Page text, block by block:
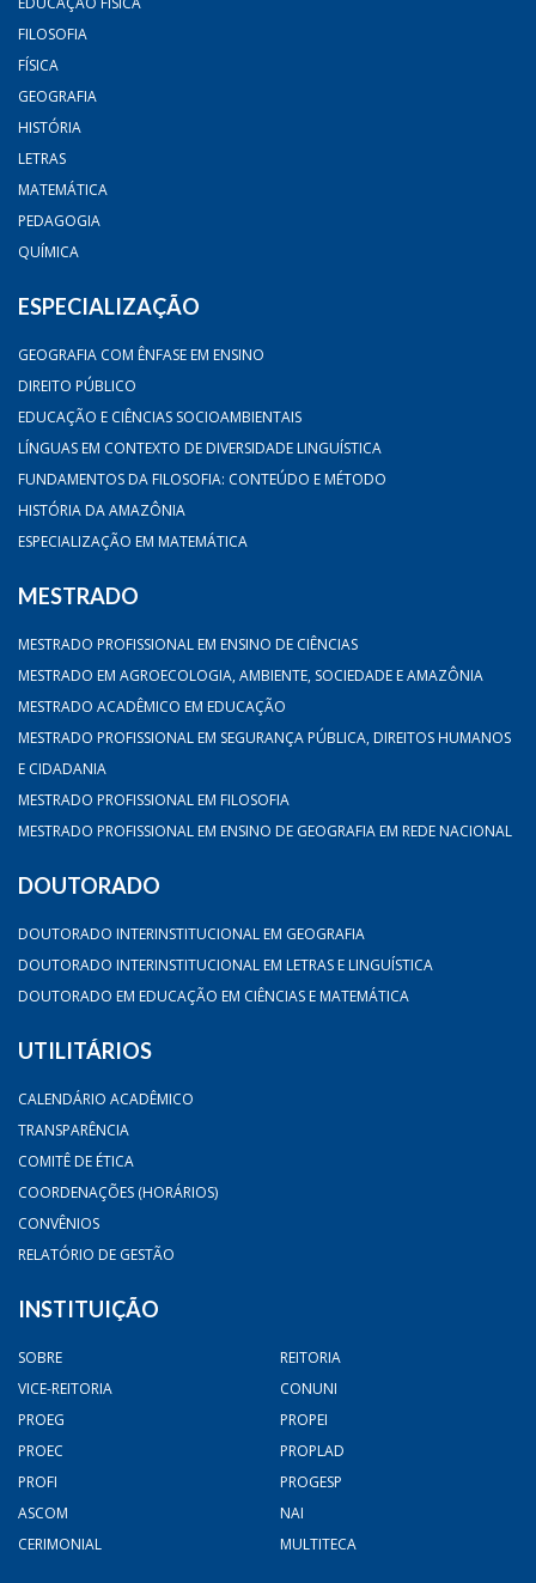
FILOSOFIA
FÍSICA
GEOGRAFIA
HISTÓRIA
LETRAS
MATEMÁTICA
PEDAGOGIA
QUÍMICA
ESPECIALIZAÇÃO
GEOGRAFIA COM ÊNFASE EM ENSINO
DIREITO PÚBLICO
EDUCAÇÃO E CIÊNCIAS SOCIOAMBIENTAIS
LÍNGUAS EM CONTEXTO DE DIVERSIDADE LINGUÍSTICA
FUNDAMENTOS DA FILOSOFIA: CONTEÚDO E MÉTODO
HISTÓRIA DA AMAZÔNIA
ESPECIALIZAÇÃO EM MATEMÁTICA
MESTRADO
MESTRADO PROFISSIONAL EM ENSINO DE CIÊNCIAS
MESTRADO EM AGROECOLOGIA, AMBIENTE, SOCIEDADE E AMAZÔNIA
MESTRADO ACADÊMICO EM EDUCAÇÃO
MESTRADO PROFISSIONAL EM SEGURANÇA PÚBLICA, DIREITOS HUMANOS
E CIDADANIA
MESTRADO PROFISSIONAL EM FILOSOFIA
MESTRADO PROFISSIONAL EM ENSINO DE GEOGRAFIA EM REDE NACIONAL
DOUTORADO
DOUTORADO INTERINSTITUCIONAL EM GEOGRAFIA
DOUTORADO INTERINSTITUCIONAL EM LETRAS E LINGUÍSTICA
DOUTORADO EM EDUCAÇÃO EM CIÊNCIAS E MATEMÁTICA
UTILITÁRIOS
CALENDÁRIO ACADÊMICO
TRANSPARÊNCIA
COMITÊ DE ÉTICA
COORDENAÇÕES (HORÁRIOS)
CONVÊNIOS
RELATÓRIO DE GESTÃO
INSTITUIÇÃO
SOBRE
REITORIA
VICE-REITORIA
CONUNI
PROEG
PROPEI
PROEC
PROPLAD
PROFI
PROGESP
ASCOM
NAI
CERIMONIAL
MULTITECA